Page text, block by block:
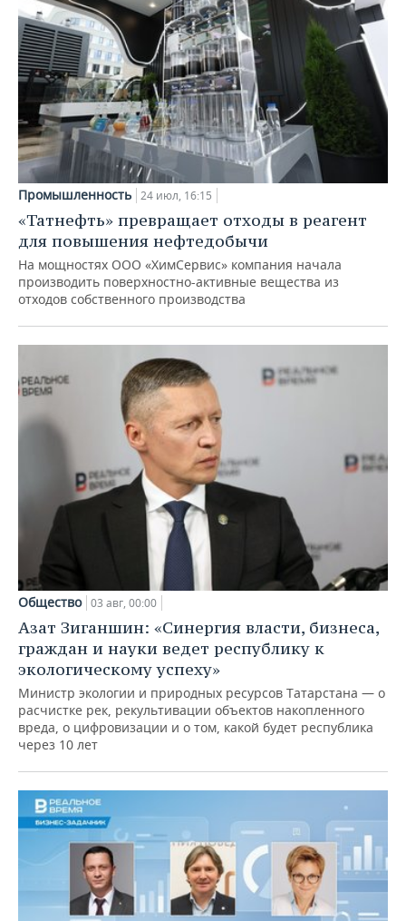
Промышленность 24 июл, 16:15
«Татнефть» превращает отходы в реагент
для повышения нефтедобычи
На мощностях ООО «ХимСервис» компания начала
производить поверхностно-активные вещества из
отходов собственного производства
Общество 03 авг, 00:00
Азат Зиганшин: «Синергия власти, бизнеса,
граждан и науки ведет республику к
экологическому успеху»
Министр экологии и природных ресурсов Татарстана — о
расчистке рек, рекультивации объектов накопленного
вреда, о цифровизации и о том, какой будет республика
через 10 лет